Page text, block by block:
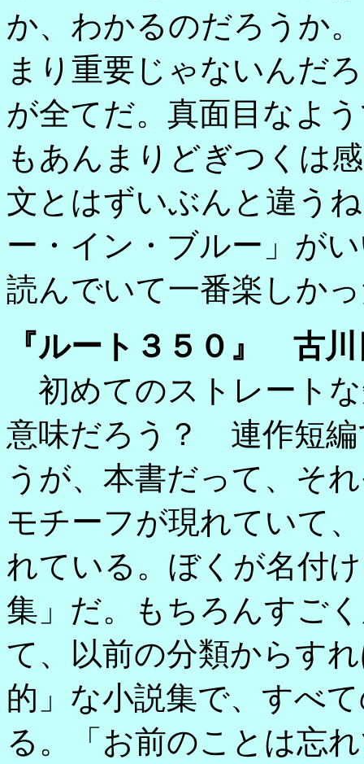
か、わかるのだろうか
まり重要じゃないんだ
が全てだ。真面目なよ
もあんまりどぎつくは
文とはずいぶんと違う
ー・イン・ブルー」が
読んでいて一番楽しか
『ルート３５０』 古川
初めてのストレート
意味だろう？ 連作短編
うが、本書だって、そ
モチーフが現れていて
れている。ぼくが名付
集」だ。もちろんすご
て、以前の分類からす
的」な小説集で、すべ
る。「お前のことは忘